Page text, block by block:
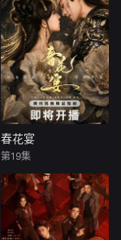
20世纪90年代，陈
异和苗靖因父母的
相识而结缘。起初
陈异对苗靖充满敌
意，直到一次受伤
后，苗靖的善良让
两人关系开始转
变。然而好景不
长，陈父去世、苗
母消失，两家大人
个孩子却不得不相
依为命。
春花宴
罗嘉麒
暗厂死士眉林身负
血仇，以命入局，
春花宴
第19集